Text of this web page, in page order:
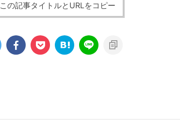
この記事タイトルとURLをコピー